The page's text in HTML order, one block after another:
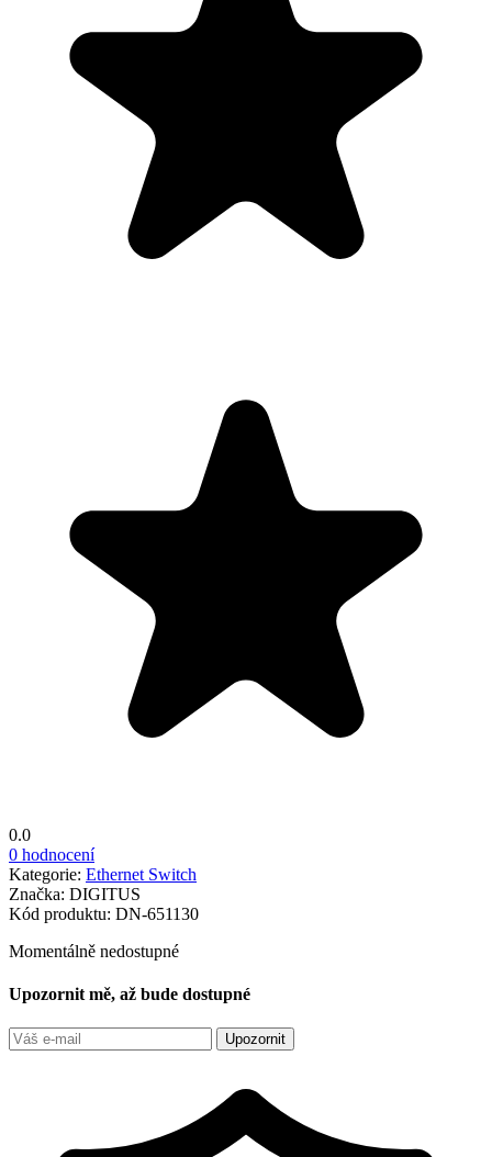
0.0
0 hodnocení
Kategorie: Ethernet Switch
Značka: DIGITUS
Kód produktu: DN-651130
Momentálně nedostupné
Upozornit mě, až bude dostupné
Upozornit